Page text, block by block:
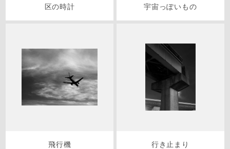
区の時計 宇宙っぽいもの
飛行機 行き止まり